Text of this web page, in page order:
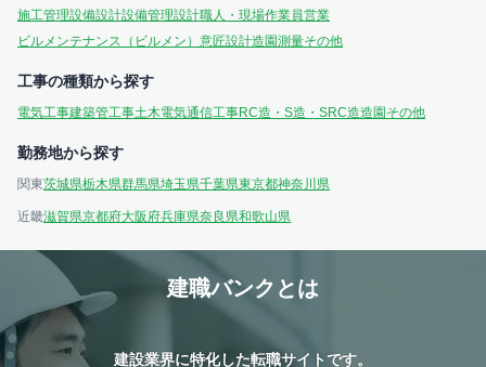
施工管理設備設計設備管理設計職人・現場作業員営業
ビルメンテナンス（ビルメン） 意匠設計造園測量その他
工事の種類から探す
電気工事建築管工事土木電気通信工事RC造・S造・SRC造造園 その他
勤務地から探す
関東茨城県栃木県群馬県埼玉県千葉県東京都神奈川県
近畿滋賀県京都府大阪府兵庫県奈良県和歌山県
建職バンクとは
建設業界に特化した転職サイトです。